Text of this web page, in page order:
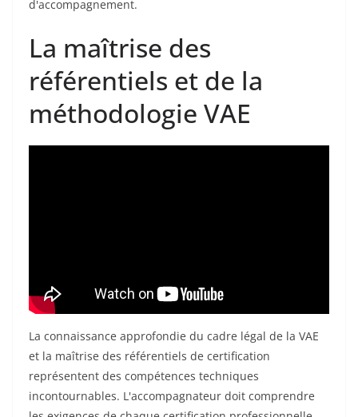
d'accompagnement.
La maîtrise des
référentiels et de la
méthodologie VAE
La connaissance approfondie du cadre légal de la VAE
et la maîtrise des référentiels de certification
représentent des compétences techniques
incontournables. L'accompagnateur doit comprendre